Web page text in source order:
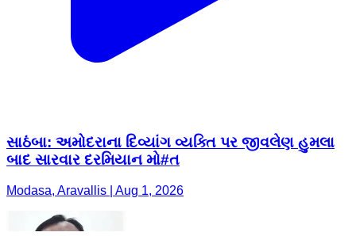
સાઠંબા: અમોદરાના દિવ્યાંગ વ્યક્તિ પર જીવલેણ હુમલા
બાદ સારવાર દરમિયાન મો#ત
Modasa, Aravallis | Aug 1, 2026